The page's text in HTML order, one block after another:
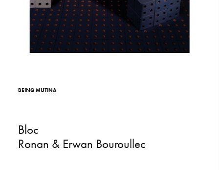
BOUT
UT IN A FOR A RT
O P
BEING MUTINA
Bloc
Ronan & Erwan Bouroullec